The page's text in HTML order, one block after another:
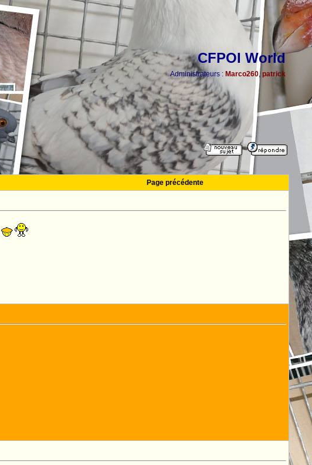
CFPOI World
Administrateurs : Marco260, patrick
Page précédente